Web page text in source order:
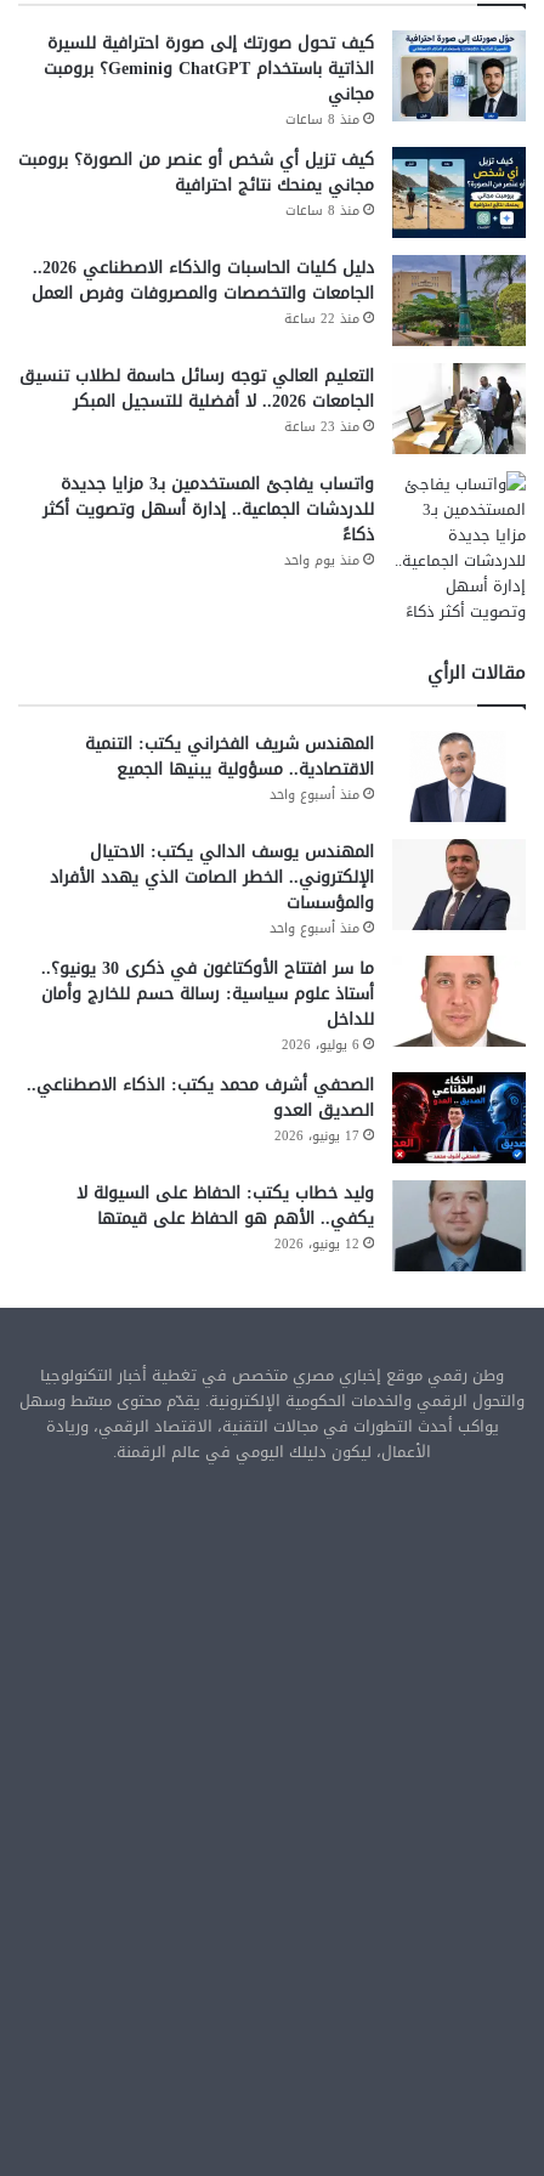
الأجنبية الأخرى داخل البنوك.
ومن ناحية أخرى، يساهم في تعزيز الثقة في سوق الصرف
المحلي.
توقعات سعر الريال السعودي خلال
الفترة المقبلة
تشير التوقعات إلى استمرار حالة الاستقرار النسبي خلال الفترة
القادمة، مع احتمالية تحركات طفيفة مرتبطة بالطلب الموسمي.
وفي النهاية، يعتمد الاتجاه المستقبلي على حركة الدولار عالميًا
والسياسات النقدية المحلية.
شارك هذا الموضوع:
فيس بوك
أسعار العملات
البنك الأهلي المصري
البنك المركزي المصري
العملات العربية
سعر الريال السعودي اليوم
سعر الريال مقابل الجنيه
سوق الصرف
كيف تحول صورتك إلى صورة احترافية للسيرة
الذاتية باستخدام ChatGPT وGemini؟ برومبت
مجاني
منذ 8 ساعات
كيف تزيل أي شخص أو عنصر من الصورة؟ برومبت
مجاني يمنحك نتائج احترافية
منذ 8 ساعات
دليل كليات الحاسبات والذكاء الاصطناعي 2026..
الجامعات والتخصصات والمصروفات وفرص العمل
منذ 22 ساعة
التعليم العالي توجه رسائل حاسمة لطلاب تنسيق
الجامعات 2026.. لا أفضلية للتسجيل المبكر
منذ 23 ساعة
واتساب يفاجئ المستخدمين بـ3 مزايا جديدة
للدردشات الجماعية.. إدارة أسهل وتصويت أكثر
ذكاءً
منذ يوم واحد
مقالات الرأي
المهندس شريف الفخراني يكتب: التنمية
الاقتصادية.. مسؤولية يبنيها الجميع
منذ أسبوع واحد
المهندس يوسف الدالي يكتب: الاحتيال
الإلكتروني.. الخطر الصامت الذي يهدد الأفراد
والمؤسسات
منذ أسبوع واحد
ما سر افتتاح الأوكتاغون في ذكرى 30 يونيو؟..
أستاذ علوم سياسية: رسالة حسم للخارج وأمان
للداخل
6 يوليو، 2026
الصحفي أشرف محمد يكتب: الذكاء الاصطناعي..
الصديق العدو
17 يونيو، 2026
وليد خطاب يكتب: الحفاظ على السيولة لا
يكفي.. الأهم هو الحفاظ على قيمتها
12 يونيو، 2026
وطن رقمي موقع إخباري مصري متخصص في تغطية أخبار التكنولوجيا
والتحول الرقمي والخدمات الحكومية الإلكترونية. يقدّم محتوى مبسّط وسهل
يواكب أحدث التطورات في مجالات التقنية، الاقتصاد الرقمي، وريادة
الأعمال، ليكون دليلك اليومي في عالم الرقمنة.